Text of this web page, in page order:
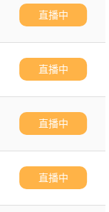
直播中
直播中
直播中
直播中